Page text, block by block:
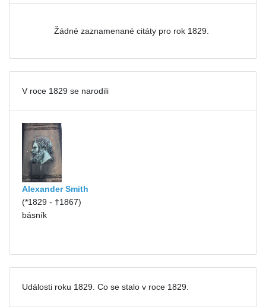
Žádné zaznamenané citáty pro rok 1829.
V roce 1829 se narodili
Alexander Smith
(*1829 - †1867)
básník
Události roku 1829. Co se stalo v roce 1829.